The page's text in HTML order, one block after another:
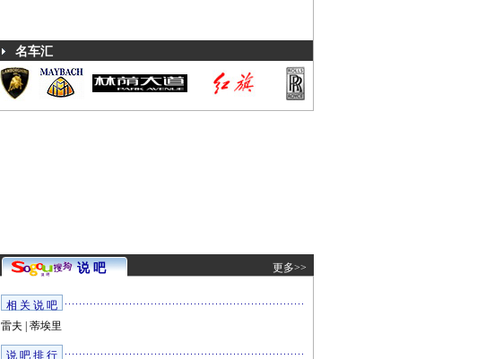
名车汇
说 吧 更多>>
相 关 说 吧
雷夫
蒂埃里
说 吧 排 行